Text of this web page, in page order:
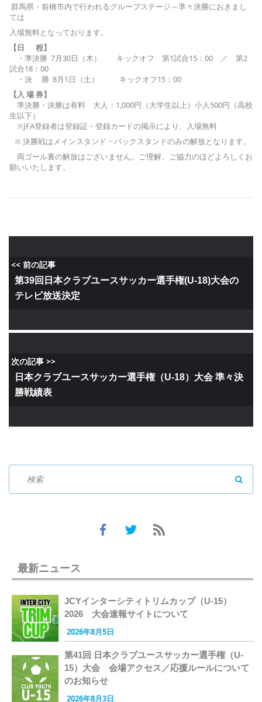
群馬県・前橋市内で行われるグループステージ～準々決勝におきまし
ては
入場無料となっております。
【日 程】
・準決勝 7月30日（木） キックオフ 第1試合15：00 ／ 第2
試合18：00
・決 勝 8月1日（土） キックオフ15：00
【入 場 券】
準決勝・決勝は有料 大人：1,000円（大学生以上）小人500円（高校
生以下）
※JFA登録者は登録証・登録カードの掲示により、入場無料
※ 決勝戦はメインスタンド・バックスタンドのみの解放となります。
両ゴール裏の解放はございません。ご理解、ご協力のほどよろしくお
願いいたします。
<< 前の記事
第39回日本クラブユースサッカー選手権(U-18)大会の
テレビ放送決定
次の記事 >>
日本クラブユースサッカー選手権（U-18）大会 準々決
勝戦績表
最新ニュース
JCYインターシティトリムカップ（U-15）
2026 大会速報サイトについて
2026年8月5日
第41回 日本クラブユースサッカー選手権（U-
15）大会 会場アクセス／応援ルールについて
のお知らせ
2026年8月3日